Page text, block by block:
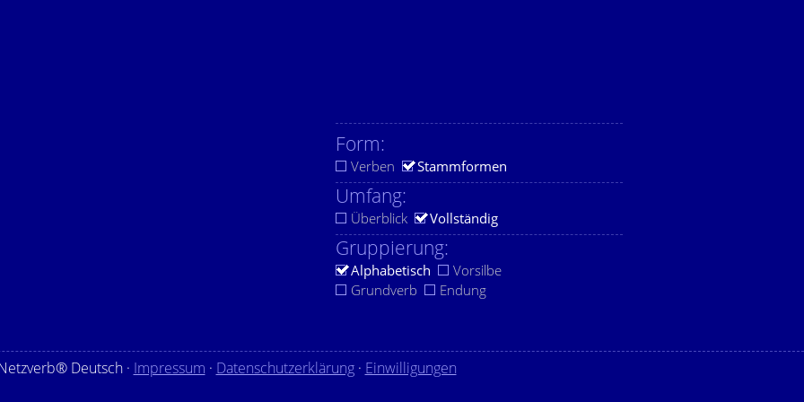
Form:
Verben Stammformen
Umfang:
Überblick Vollständig
Gruppierung:
Alphabetisch
Vorsilbe
Grundverb
Endung
Deutsch · Impressum · Datenschutzerklärung· Einwilligungen